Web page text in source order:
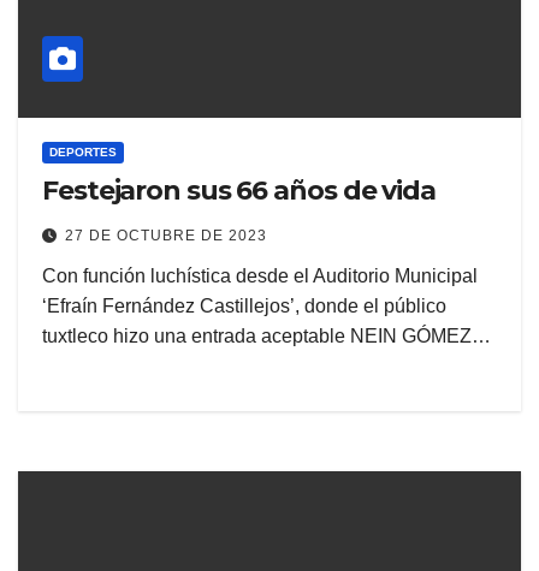
DEPORTES
Festejaron sus 66 años de vida
27 DE OCTUBRE DE 2023
Con función luchística desde el Auditorio Municipal
‘Efraín Fernández Castillejos’, donde el público
tuxtleco hizo una entrada aceptable NEIN GÓMEZ…